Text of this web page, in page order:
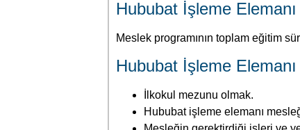
Hububat işleme elemanı
Hububat İşleme Elemanı
Sertifika programlarında, meslek
öğretim verilir. Bu
amaçlanmaktadır. Sertifika öğretim
tümü ve kazandıkları yeterlikler